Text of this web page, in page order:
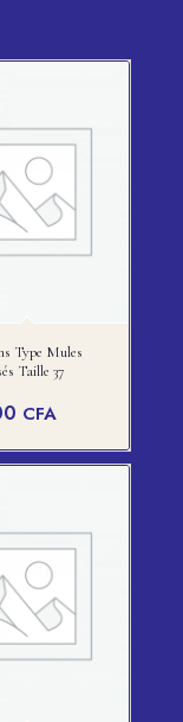
Type Mules
Taille 37
CFA